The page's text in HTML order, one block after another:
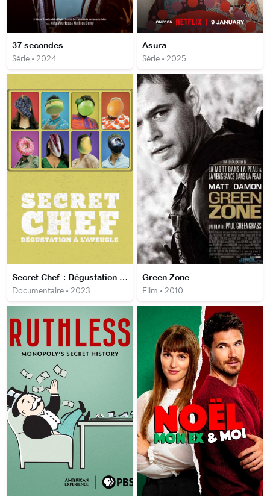
37 secondes
Série • 2024
Asura
Série • 2025
Secret Chef : Dégustation à l'aveugle
Documentaire • 2023
Green Zone
Film • 2010